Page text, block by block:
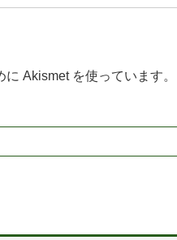
Akismet を使っています。